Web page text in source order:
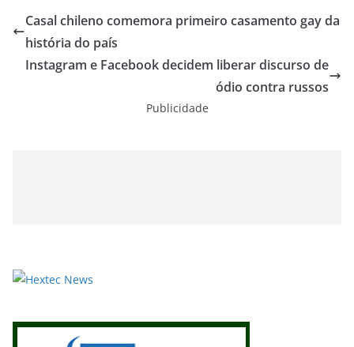
Casal chileno comemora primeiro casamento gay da
história do país
Instagram e Facebook decidem liberar discurso de
ódio contra russos
Publicidade